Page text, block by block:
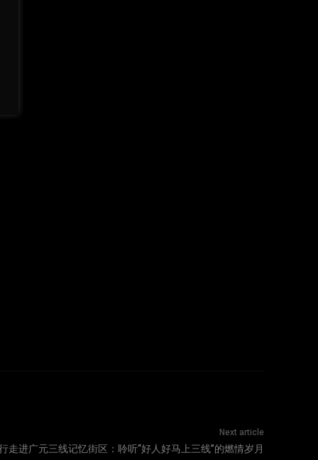
Next article
走进广元三线记忆街区：聆听“好人好马上三线”的燃情岁月